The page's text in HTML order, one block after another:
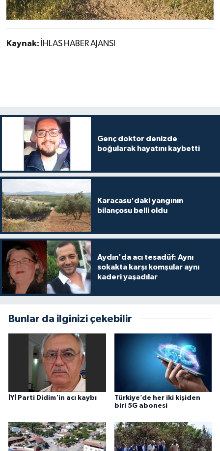
Kaynak: İHLAS HABER AJANSI
Genç doktor denizde
boğularak hayatını kaybetti
Karacasu'daki yangının
bilançosu belli oldu
Aydın'da acı tesadüf: Aynı
sokakta karşı komşular aynı
kaderi yaşadılar
Bunlar da ilginizi çekebilir
İYİ Parti Didim'in acı kaybı
Türkiye’de her iki kişiden
biri 5G abonesi